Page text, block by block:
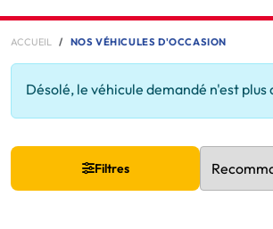
ACCUEIL NOS VÉHICULES D'OCCASION
Désolé, le véhicule demandé n'est plus
Filtres